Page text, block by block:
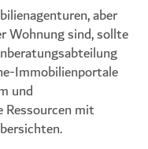
aber
Wohnung sind, sollte
Immobilienportale
und
Ressourcen mit